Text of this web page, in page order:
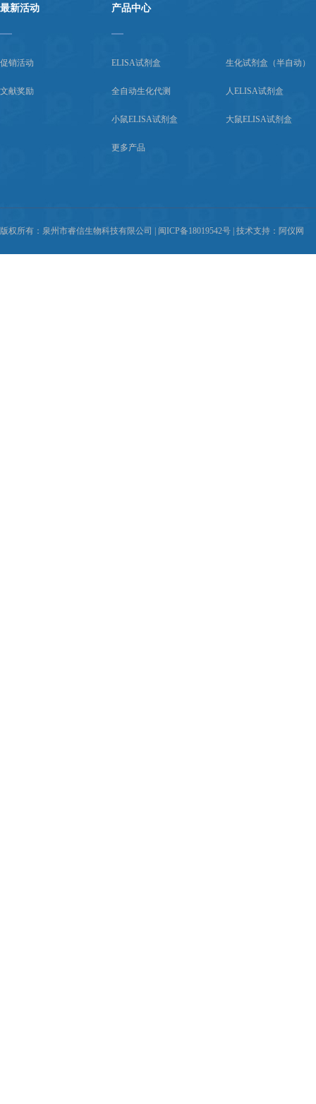
最新活动
促销活动
文献奖励
产品中心
ELISA试剂盒 生化试剂盒（半自动）
全自动生化代测 人ELISA试剂盒
小鼠ELISA试剂盒 大鼠ELISA试剂盒
更多产品
版权所有：泉州市睿信生物科技有限公司 | 闽ICP备18019542号 | 技术支持： 阿仪网